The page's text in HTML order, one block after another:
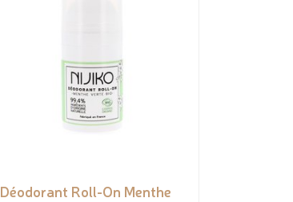
Déodorant Roll-On Menthe